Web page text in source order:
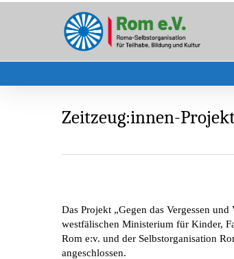
Zeitzeug:innen-
Das Projekt „Gegen das Vergessen
westfälischen Ministerium für Kinder,
Rom e:v. und der Selbstorganisation
angeschlossen.